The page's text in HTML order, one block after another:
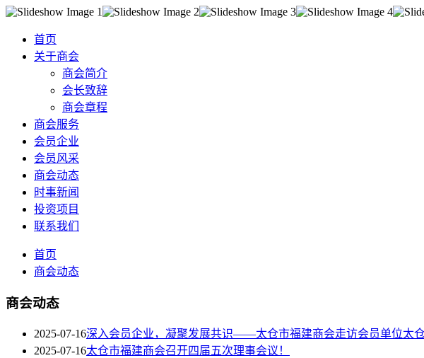
首页
关于商会
商会简介
会长致辞
商会章程
商会服务
会员企业
会员风采
商会动态
时事新闻
投资项目
联系我们
首页
商会动态
商会动态
2025-07-16深入会员企业，凝聚发展共识——太仓市福建商会走访会员单位太
2025-07-16太仓市福建商会召开四届五次理事会议！